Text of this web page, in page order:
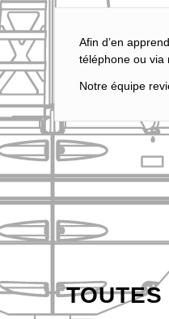
Afin d’en
téléphone ou via
Notre équipe